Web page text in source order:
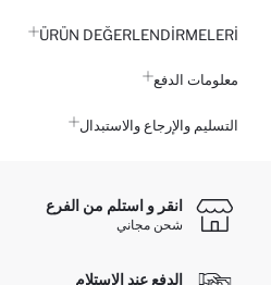
ÜRÜN DEĞERLENDİRMELERİ
معلومات الدفع
التسليم والإرجاع والاستبدال
انقر و استلم من الفرع
شحن مجاني
الدفع عند الاستلام